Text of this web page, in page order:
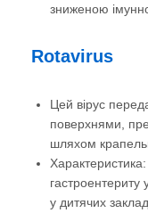
зниженою
Rotavirus
Цей вірус
поверхнями,
шляхом
у дитячих